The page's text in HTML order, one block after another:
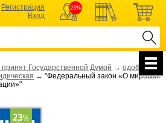
Регистрация
Вход
23%
принят Государственной Думой → одобрен
→ "Федеральный закон «О мировых